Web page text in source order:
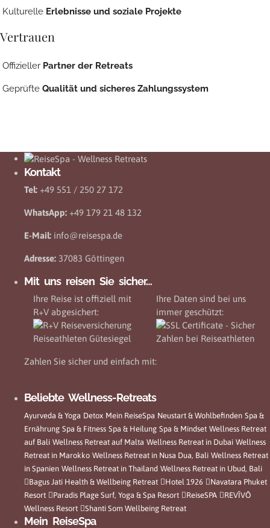
Kulturelle Erlebnisse und soziale Projekte
Vertrauen
Offizieller Partner der Retreats
Geprüfte Qualität und sicheres Zahlungssystem
Kontakt
Tel: +49 551 / 250 27 172
WhatsApp: +49 179 21 48 132
E-Mail: info@reisespa.de
Adresse: 37083 Göttingen
Mit uns reisen Sie sicher…
Ihre Reise ist offiziell mit
R+V abgesichert:
Ihre Daten sind bei uns
immer geschützt:
Zahlen Sie sicher und einfach mit:
Beliebte Wellness-Retreats
Ayurveda & Yoga Detox Mein ReiseSpa Neustart & Wohlbefinden Spa &
Ernährung Spa & Fitness Spa & Heilung Spa & Mindset Wellness Retreat
auf Bali Wellness Retreat auf Malta Wellness Retreat in Dubai Wellness
Retreat in Marokko Wellness Retreat in Nusa Dua, Bali Wellness Retreat
in Spanien Wellness Retreat in Thailand Wellness Retreat in Ubud, Bali
Bagus Jati Health & Wellbeing Retreat Hotel 1926 Navatara Phuket
Resort Paradis Plage Surf, Yoga & Spa Resort ReiseSPA REVĪVŌ
Wellness Resort Shanti Som Wellbeing Retreat
Mein ReiseSpa